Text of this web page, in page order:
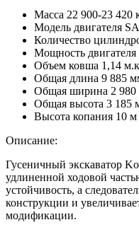
Масса 22 900-23 420
Модель двигателя
Количество
Мощность двигателя
Объем ковша 1,14
Общая длина 9 885
Общая ширина 2
Общая высота 3 185
Высота копания 10 м
Описание:
Гусеничный экскаватор
удлиненной ходовой
устойчивость, а
конструкции и
модификации.